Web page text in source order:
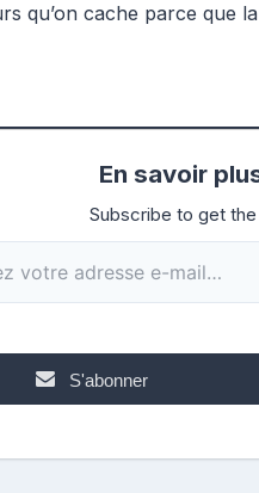
qu’on cache parce que
En savoir
Subscribe to get
S'abonner